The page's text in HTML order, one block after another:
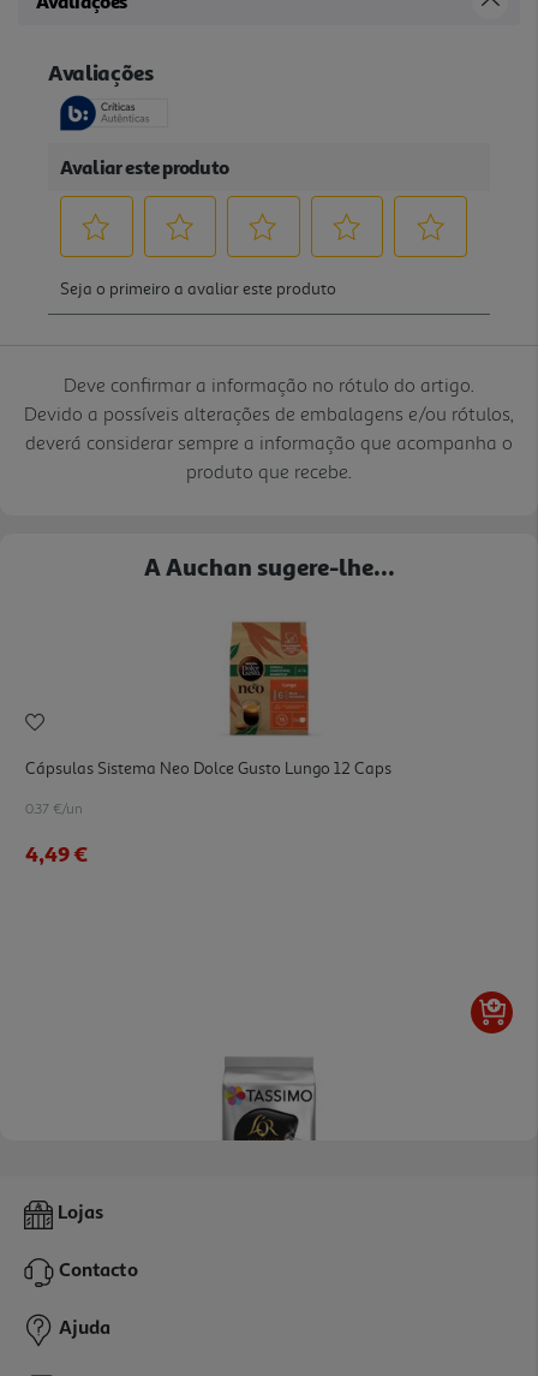
Deve confirmar a informação no rótulo do artigo.
Devido a possíveis alterações de embalagens e/ou rótulos,
deverá considerar sempre a informação que acompanha o
produto que recebe.
A Auchan sugere-lhe...
Cápsulas Sistema Neo Dolce Gusto Lungo 12 Caps
0.37 €/un
4,49 €
Cápsulas Tassimo L'or Café Expresso Fortíssimo 16un
6,39 €
Lojas
Contacto
Ajuda